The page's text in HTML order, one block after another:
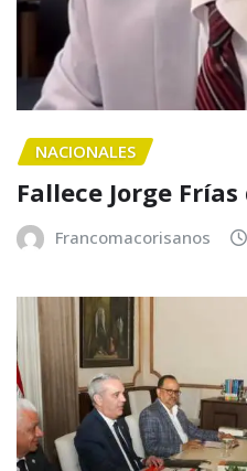
NACIONALES
Fallece Jorge
Francomacorisanos